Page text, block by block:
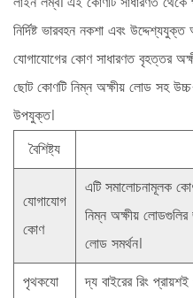
নির্দিষ্ট ভারবহন নকশা এবং
যোগাযোগের কোণ সাধারণত বৃহত্তর
ছোট কোণটি নিম্ন অক্ষীয় লোড সহ
উপযুক্ত।
বৈশিষ্ট্য
যোগাযোগ
কোণ
এটি সমালোচনামূলক
নিম্ন অক্ষীয়
লোড সমর্থন।
পৃথকযো
দ্যবাইরের রিং